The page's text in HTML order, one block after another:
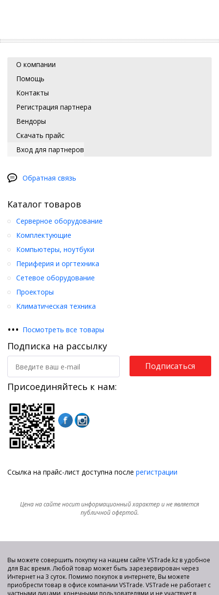
О компании
Помощь
Контакты
Регистрация партнера
Вендоры
Скачать прайс
Вход для партнеров
Обратная связь
Каталог товаров
Серверное оборудование
Комплектующие
Компьютеры, ноутбуки
Периферия и оргтехника
Сетевое оборудование
Проекторы
Климатическая техника
••• Посмотреть все товары
Подписка на рассылку
Подписаться
Присоединяйтесь к нам:
Ссылка на прайс-лист доступна после регистрации
Цена на сайте носит информационный характер и не является
публичной офертой.
Вы можете совершить покупку на нашем сайте VSTrade.kz в удобное
для Вас время. Любой товар может быть зарезервирован через
Интернет на 3 суток. Помимо покупок в интернете, Вы можете
приобрести товар в офисе компании VSTrade. VSTrade не работает с